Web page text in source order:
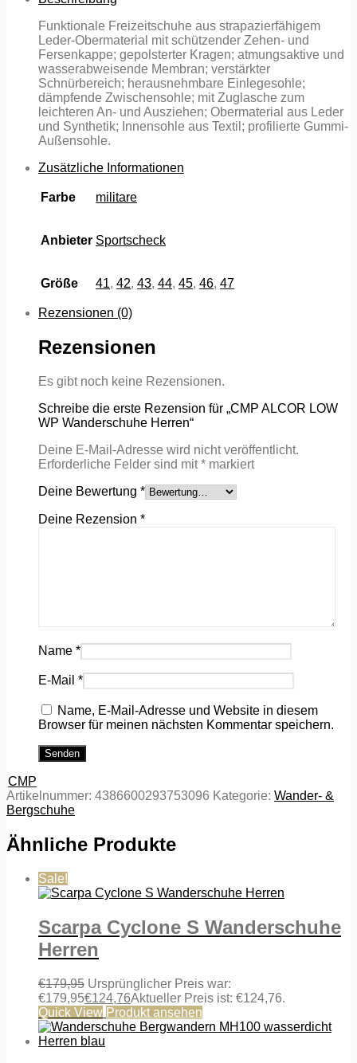
Funktionale Freizeitschuhe aus strapazierfähigem
Leder-Obermaterial mit schützender Zehen- und
Fersenkappe; gepolsterter Kragen; atmungsaktive und
wasserabweisende Membran; verstärkter
Schnürbereich; herausnehmbare Einlegesohle;
dämpfende Zwischensohle; mit Zuglasche zum
leichteren An- und Ausziehen; Obermaterial aus Leder
und Synthetik; Innensohle aus Textil; profilierte Gummi-
Außensohle.
Zusätzliche Informationen
Farbe militare
Anbieter Sportscheck
Größe 41, 42, 43, 44, 45, 46, 47
Rezensionen (0)
Rezensionen
Es gibt noch keine Rezensionen.
Schreibe die erste Rezension für „CMP ALCOR LOW
WP Wanderschuhe Herren“
Deine E-Mail-Adresse wird nicht veröffentlicht.
Erforderliche Felder sind mit* markiert
Deine Bewertung *
Deine Rezension *
Name *
E-Mail *
Name, E-Mail-Adresse und Website in diesem
Browser für meinen nächsten Kommentar speichern.
CMP
Artikelnummer: 4386600293753096 Kategorie: Wander- &
Bergschuhe
Ähnliche Produkte
Sale!
Scarpa Cyclone S Wanderschuhe
Herren
€179,95 Ursprünglicher Preis war:
€179,95€124,76Aktueller Preis ist: €124,76.
Quick View Produkt ansehen